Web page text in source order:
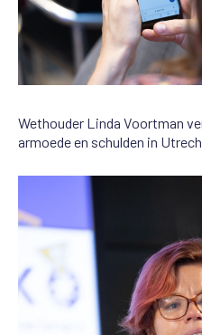
Wethouder Linda Voortman
armoede en schulden in